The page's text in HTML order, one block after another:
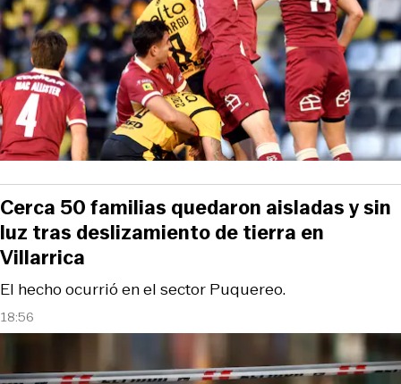
18:56
El hecho ocurrió en el sector Puquereo.
Cerca 50 familias quedaron aisladas y sin
luz tras deslizamiento de tierra en
Villarrica